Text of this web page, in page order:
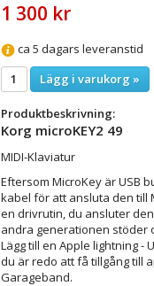
1 300 kr
ca 5 dagars leveranstid
Lägg i varukorg »
Produktbeskrivning:
Korg microKEY2 49
MIDI-Klaviatur
Eftersom MicroKey är USB
kabel för att ansluta den till
en drivrutin, du ansluter
andra generationen stöder
Lägg till en Apple lightning -
du är redo att få tillgång till
Garageband.